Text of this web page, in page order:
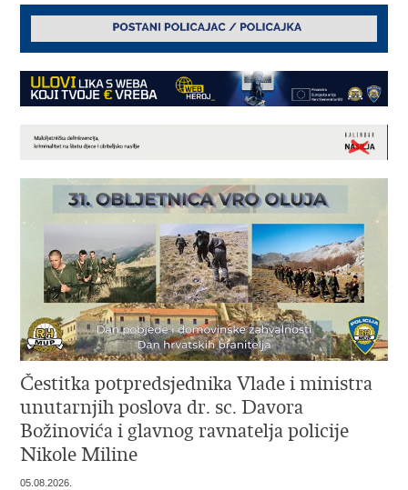
Čestitka potpredsjednika Vlade i ministra
unutarnjih poslova dr. sc. Davora
Božinovića i glavnog ravnatelja policije
Nikole Miline
05.08.2026.